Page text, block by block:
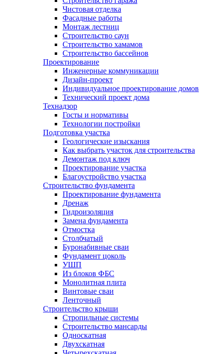
Чистовая отделка
Фасадные работы
Монтаж лестниц
Строительство саун
Строительство хамамов
Строительство бассейнов
Проектирование
Инженерные коммуникации
Дизайн-проект
Индивидуальное проектирование домов
Технический проект дома
Технадзор
Госты и нормативы
Технологии постройки
Подготовка участка
Геологические изыскания
Как выбрать участок для строительства
Демонтаж под ключ
Проектирование участка
Благоустройство участка
Строительство фундамента
Проектирование фундамента
Дренаж
Гидроизоляция
Замена фундамента
Отмостка
Столбчатый
Буронабивные сваи
Фундамент цоколь
УШП
Из блоков ФБС
Монолитная плита
Винтовые сваи
Ленточный
Строительство крыши
Стропильные системы
Строительство мансарды
Односкатная
Двухскатная